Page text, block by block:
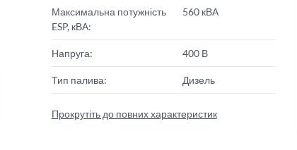
Максимальна потужність
ESP, кВА:
560 кВА
Напруга: 400 В
Тип палива: Дизель
Прокрутіть до повних характеристик